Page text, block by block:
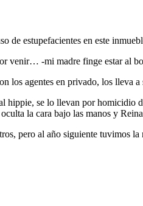
de estupefacientes en este
venir… -mi madre finge estar al
los agentes en privado, los lleva a
hippie, se lo llevan por homicidio
la cara bajo las manos y
pero al año siguiente tuvimos